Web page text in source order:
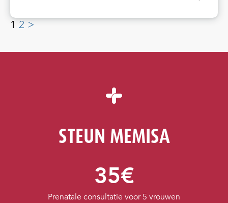
1 2 >
STEUN MEMISA
35€
Prenatale consultatie voor 5 vrouwen